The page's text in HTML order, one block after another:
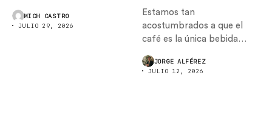
MICH CASTRO
JULIO 29, 2026
Estamos tan
acostumbrados a que el
café es la única bebida
JORGE ALFÉREZ
JULIO 12, 2026